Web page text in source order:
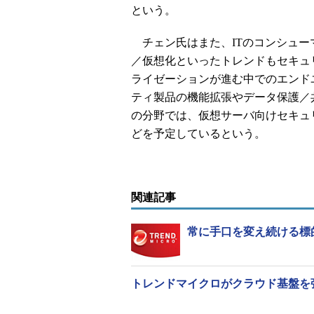
という。
チェン氏はまた、ITのコンシュー
／仮想化といったトレンドもセキ
ライゼーションが進む中でのエン
ティ製品の機能拡張やデータ保護
の分野では、仮想サーバ向けセキュ
どを予定しているという。
関連記事
常に手口を変え続ける
トレンドマイクロがクラウド基盤